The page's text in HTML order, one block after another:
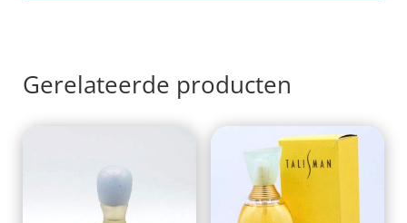
Gerelateerde producten